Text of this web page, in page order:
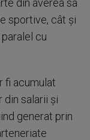
din averea sa
sportive, cât și
cu
fi acumulat
din salarii și
generat prin